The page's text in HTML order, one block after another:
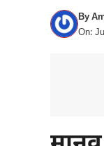
By
On: